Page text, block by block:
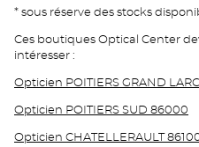
* sous réserve des stocks
Ces boutiques Optical Center
intéresser :
Opticien POITIERS GRAND
Opticien POITIERS SUD 86000
Opticien CHATELLERAULT